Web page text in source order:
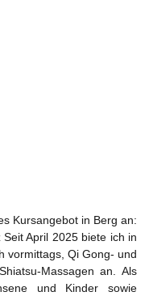
Kursangebot in Berg an:
April 2025 biete ich in
vormittags, Qi Gong- und
Massagen an. Als
und Kinder sowie